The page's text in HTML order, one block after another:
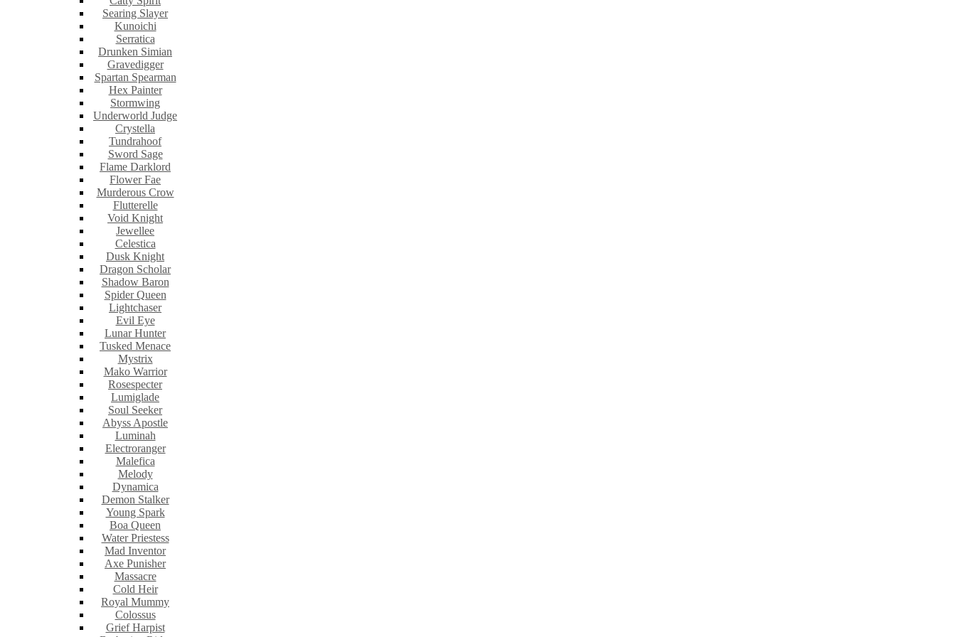
Searing Slayer
Kunoichi
Serratica
Drunken Simian
Gravedigger
Spartan Spearman
Hex Painter
Stormwing
Underworld Judge
Crystella
Tundrahoof
Sword Sage
Flame Darklord
Flower Fae
Murderous Crow
Flutterelle
Void Knight
Jewellee
Celestica
Dusk Knight
Dragon Scholar
Shadow Baron
Spider Queen
Lightchaser
Evil Eye
Lunar Hunter
Tusked Menace
Mystrix
Mako Warrior
Rosespecter
Lumiglade
Soul Seeker
Abyss Apostle
Luminah
Electroranger
Malefica
Melody
Dynamica
Demon Stalker
Young Spark
Boa Queen
Water Priestess
Mad Inventor
Axe Punisher
Massacre
Cold Heir
Royal Mummy
Colossus
Grief Harpist